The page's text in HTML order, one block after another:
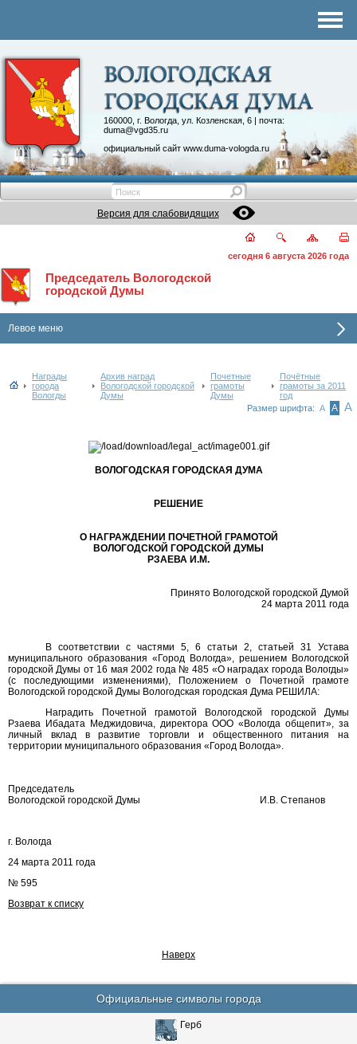
160000, г. Вологда, ул. Козленская, 6 | почта:
duma@vgd35.ru
официальный сайт www.duma-vologda.ru
Контакты
Депутатские объединения
Версия для слабовидящих
сегодня 6 августа 2026 года
Председатель Вологодской
городской Думы
Левое меню
Награды
города
Вологды
Архив наград
Вологодской городской
Думы
Почетные
грамоты
Думы
Почётные
грамоты за 2011
год
Размер шрифта: А А А
ВОЛОГОДСКАЯ ГОРОДСКАЯ ДУМА
РЕШЕНИЕ
О НАГРАЖДЕНИИ ПОЧЕТНОЙ ГРАМОТОЙ
ВОЛОГОДСКОЙ ГОРОДСКОЙ ДУМЫ
РЗАЕВА И.М.
Принято Вологодской городской Думой
24 марта 2011 года
В соответствии с частями 5, 6 статьи 2, статьей 31 Устава
муниципального образования «Город Вологда», решением Вологодской
городской Думы от 16 мая 2002 года № 485 «О наградах города Вологды»
(с последующими изменениями), Положением о Почетной грамоте
Вологодской городской Думы Вологодская городская Дума РЕШИЛА:
Наградить Почетной грамотой Вологодской городской Думы
Рзаева Ибадата Меджидовича, директора ООО «Вологда общепит», за
личный вклад в развитие торговли и общественного питания на
территории муниципального образования «Город Вологда».
Председатель
Вологодской городской Думы
И.В. Степанов
г. Вологда
24 марта 2011 года
№ 595
Возврат к списку
Наверх
Официальные символы города
Герб